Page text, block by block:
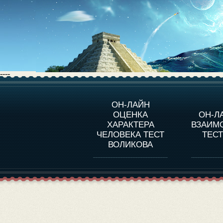
----
ОН-ЛАЙН
ОЦЕНКА
ХАРАКТЕРА
ЧЕЛОВЕКА ТЕСТ
ВОЛИКОВА
ОН-
О ПРОГРАММЕ
ОЦЕНКА ХАРАКТЕРA
ЧЕЛОВЕКА
ОЦЕНКА ХАРАКТЕРА
ВЫДАЮЩИХСЯ
ЛИЧНОСТЕЙ